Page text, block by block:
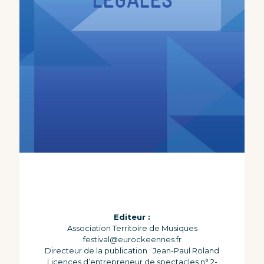
Editeur :
Association Territoire de Musiques
festival@eurockeennes.fr
Directeur de la publication : Jean-Paul Roland
Licences d’entrepreneur de spectacles n° 2-